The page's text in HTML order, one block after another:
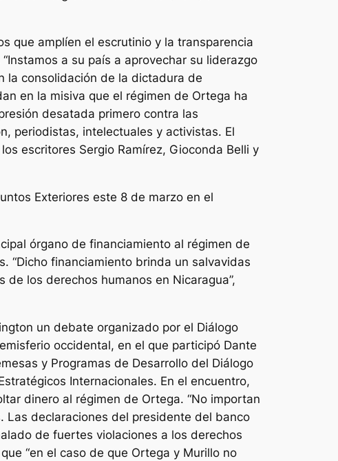
que amplíen el escrutinio y la transparencia
a su país a aprovechar su liderazgo
la consolidación de la dictadura de
en la misiva que el régimen de Ortega ha
desatada primero contra las
periodistas, intelectuales y activistas. El
escritores Sergio Ramírez, Gioconda Belli y
Exteriores este 8 de marzo en el
órgano de financiamiento al régimen de
“Dicho financiamiento brinda un salvavidas
los derechos humanos en Nicaragua”,
un debate organizado por el Diálogo
occidental, en el que participó Dante
y Programas de Desarrollo del Diálogo
Internacionales. En el encuentro,
dinero al régimen de Ortega. “No importan
Las declaraciones del presidente del banco
de fuertes violaciones a los derechos
“en el caso de que Ortega y Murillo no